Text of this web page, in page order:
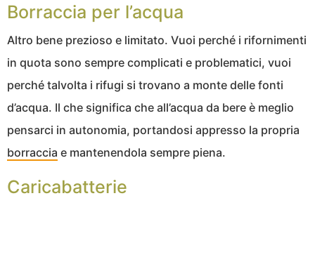
Borraccia per l’acqua
Altro bene prezioso e limitato. Vuoi perché i rifornimenti
in quota sono sempre complicati e problematici, vuoi
perché talvolta i rifugi si trovano a monte delle fonti
d’acqua. Il che significa che all’acqua da bere è meglio
pensarci in autonomia, portandosi appresso la propria
borraccia e mantenendola sempre piena.
Caricabatterie